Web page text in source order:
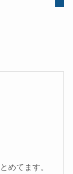
めてます。